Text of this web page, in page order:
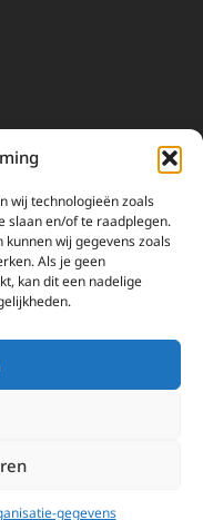
wij technologieën zoals
slaan en/of te raadplegen.
wij gegevens zoals
Als je geen
kan dit een nadelige
gegevens
uw donaties.
inkomsten of